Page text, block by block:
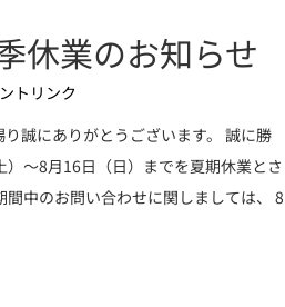
休業のお知らせ
トリンク
誠にありがとうございます。 誠に勝
～8月16日（日）までを夏期休業とさ
中のお問い合わせに関しましては、 8